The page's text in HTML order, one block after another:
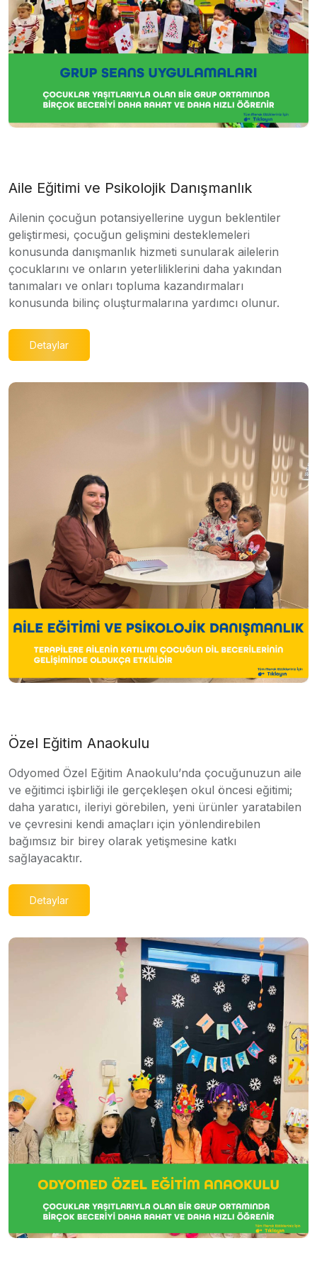
Aile Eğitimi ve Psikolojik Danışmanlık
Ailenin çocuğun potansiyellerine uygun beklentiler
geliştirmesi, çocuğun gelişmini desteklemeleri
konusunda danışmanlık hizmeti sunularak ailelerin
çocuklarını ve onların yeterliliklerini daha yakından
tanımaları ve onları topluma kazandırmaları
konusunda bilinç oluşturmalarına yardımcı olunur.
Detaylar
Özel Eğitim Anaokulu
Odyomed Özel Eğitim Anaokulu’nda çocuğunuzun aile
ve eğitimci işbirliği ile gerçekleşen okul öncesi eğitimi;
daha yaratıcı, ileriyi görebilen, yeni ürünler yaratabilen
ve çevresini kendi amaçları için yönlendirebilen
bağımsız bir birey olarak yetişmesine katkı
sağlayacaktır.
Detaylar